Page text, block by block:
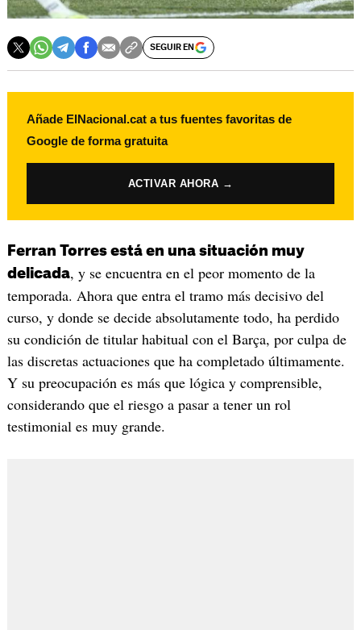
SEGUIR EN
Añade ElNacional.cat a tus fuentes favoritas de
Google de forma gratuita
ACTIVAR AHORA →
Ferran Torres está en una situación muy
delicada, y se encuentra en el peor momento de la
temporada. Ahora que entra el tramo más decisivo del
curso, y donde se decide absolutamente todo, ha perdido
su condición de titular habitual con el Barça, por culpa de
las discretas actuaciones que ha completado últimamente.
Y su preocupación es más que lógica y comprensible,
considerando que el riesgo a pasar a tener un rol
testimonial es muy grande.